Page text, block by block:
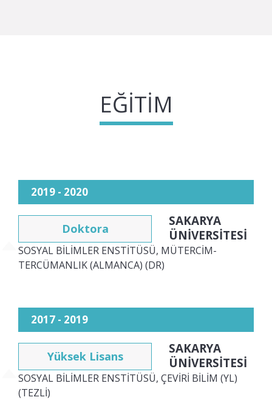
EĞITIM
2019 - 2020
Doktora
SAKARYA
ÜNİVERSİTESİ
SOSYAL BİLİMLER ENSTİTÜSÜ, MÜTERCİM-
TERCÜMANLIK (ALMANCA) (DR)
2017 - 2019
Yüksek Lisans
SAKARYA
ÜNİVERSİTESİ
SOSYAL BİLİMLER ENSTİTÜSÜ, ÇEVİRİ BİLİM (YL)
(TEZLİ)